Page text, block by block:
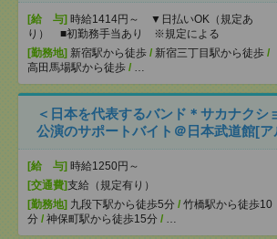
[給 与] 時給1414円～ ▼日払いOK（規定あ
り） ■初勤務手当あり ※規定による
[勤務地] 新宿駅から徒歩 / 新宿三丁目駅から徒歩 /
高田馬場駅から徒歩 / …
＜日本を代表するバンド＊サカナクシ
公演のサポートバイト＠日本武道館[ア
[給 与] 時給1250円～
[交通費]支給（規定有り）
[勤務地] 九段下駅から徒歩5分 / 竹橋駅から徒歩10
分 / 神保町駅から徒歩15分 / …